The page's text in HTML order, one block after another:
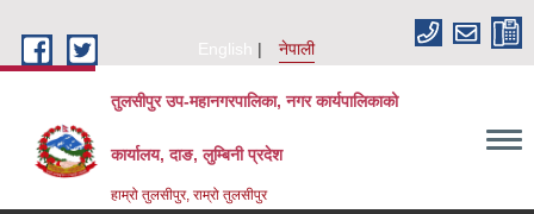
English
नेपाली
तुलसीपुर उप-महानगरपालिका, नगर कार्यपालिकाको
कार्यालय, दाङ, लुम्बिनी प्रदेश
हाम्रो तुलसीपुर, राम्रो तुलसीपुर